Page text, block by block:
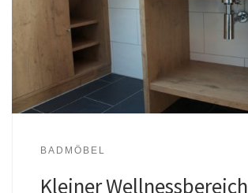
BADMÖBEL
Kleiner Wellnessbereich